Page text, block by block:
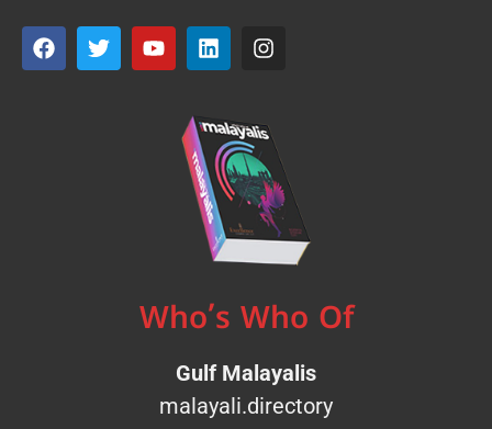
Who’s Who Of
Gulf Malayalis
malayali.directory